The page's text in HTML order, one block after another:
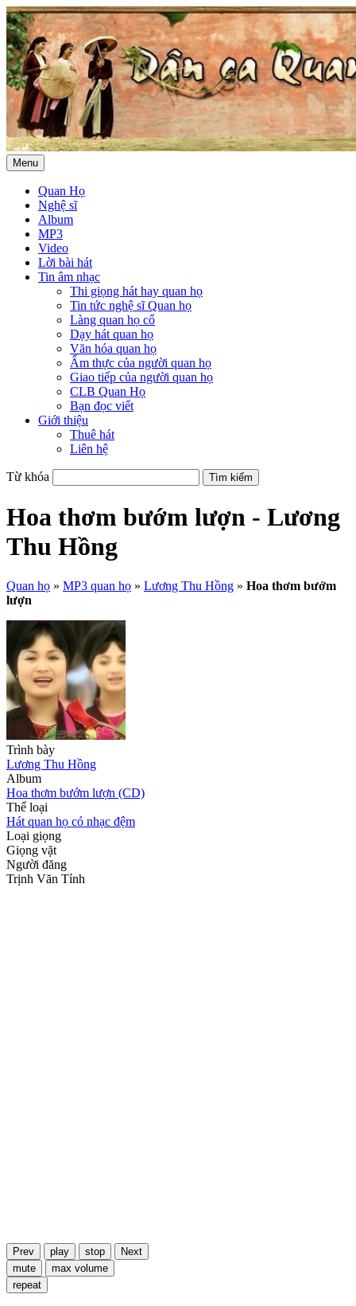
Menu
Quan Họ
Nghệ sĩ
Album
MP3
Video
Lời bài hát
Tin âm nhạc
Thi giọng hát hay quan họ
Tin tức nghệ sĩ Quan họ
Làng quan họ cổ
Dạy hát quan họ
Văn hóa quan họ
Ẩm thực của người quan họ
Giao tiếp của người quan họ
CLB Quan Họ
Bạn đọc viết
Giới thiệu
Thuê hát
Liên hệ
Từ khóa
Hoa thơm bướm lượn - Lương
Thu Hồng
Quan họ » MP3 quan họ » Lương Thu Hồng » Hoa thơm bướm
lượn
Trình bày
Lương Thu Hồng
Album
Hoa thơm bướm lượn (CD)
Thể loại
Hát quan họ có nhạc đệm
Loại giọng
Giọng vặt
Người đăng
Trịnh Văn Tỉnh
Prev play stop
Next
mute
max volume
repeat